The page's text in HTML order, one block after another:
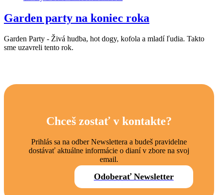
Garden party na koniec roka
Garden Party - Živá hudba, hot dogy, kofola a mladí ľudia. Takto
sme uzavreli tento rok.
Chceš zostať v kontakte?
Prihlás sa na odber Newslettera a budeš pravidelne
dostávať aktuálne informácie o dianí v zbore na svoj
email.
Odoberať Newsletter